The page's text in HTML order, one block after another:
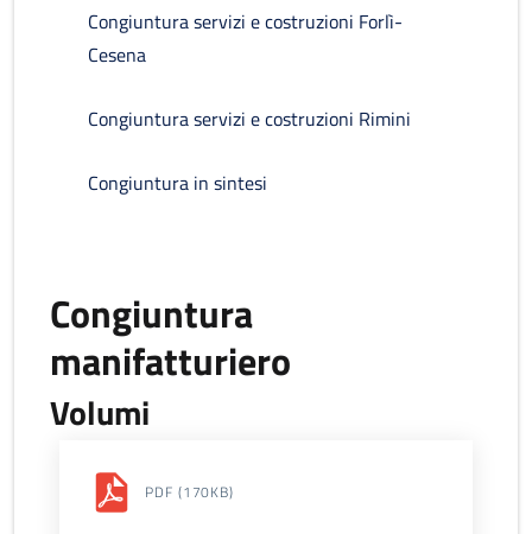
Congiuntura servizi e costruzioni Forlì-
Cesena
Congiuntura servizi e costruzioni Rimini
Congiuntura in sintesi
Congiuntura
manifatturiero
Volumi
PDF (170KB)